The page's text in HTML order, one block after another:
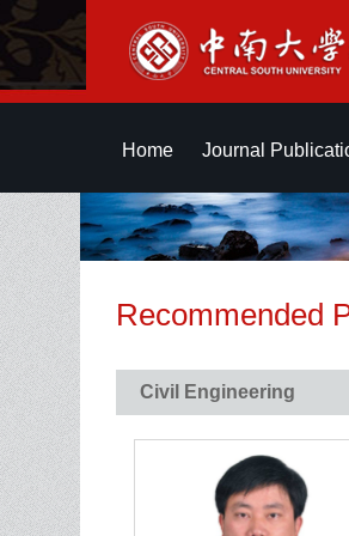
Home Journal
Recommended
Civil Engineering